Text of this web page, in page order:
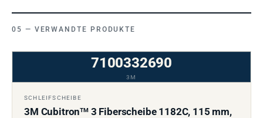
VERWANDTE PRODUKTE
7100332690
3M
SCHLEIFSCHEIBE
3M CubitronTM3 Fiberscheibe 1182C, 115 mm,